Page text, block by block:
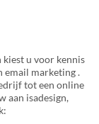
kiest u voor kennis
email marketing .
tot een online
aan isadesign,